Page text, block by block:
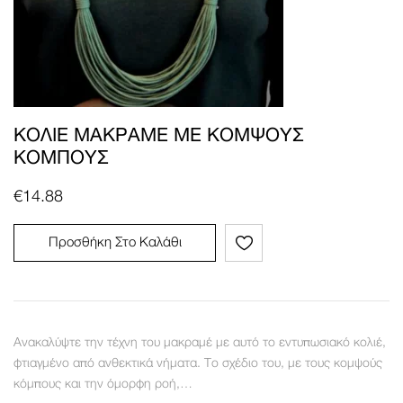
ΚΟΛΙΈ ΜΑΚΡΑΜΈ ΜΕ ΚΟΜΨΟΎΣ
ΚΌΜΠΟΥΣ
€14.88
Προσθήκη Στο Καλάθι
Ανακαλύψτε την τέχνη του μακραμέ με αυτό το εντυπωσιακό κολιέ,
φτιαγμένο από ανθεκτικά νήματα. Το σχέδιο του, με τους κομψούς
κόμπους και την όμορφη ροή,…